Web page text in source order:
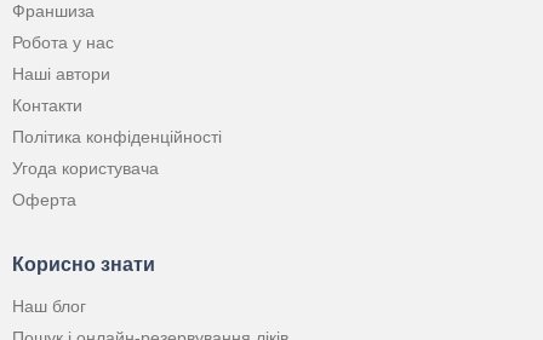
Франшиза
Робота у нас
Наші автори
Контакти
Політика конфіденційності
Угода користувача
Оферта
Корисно знати
Наш блог